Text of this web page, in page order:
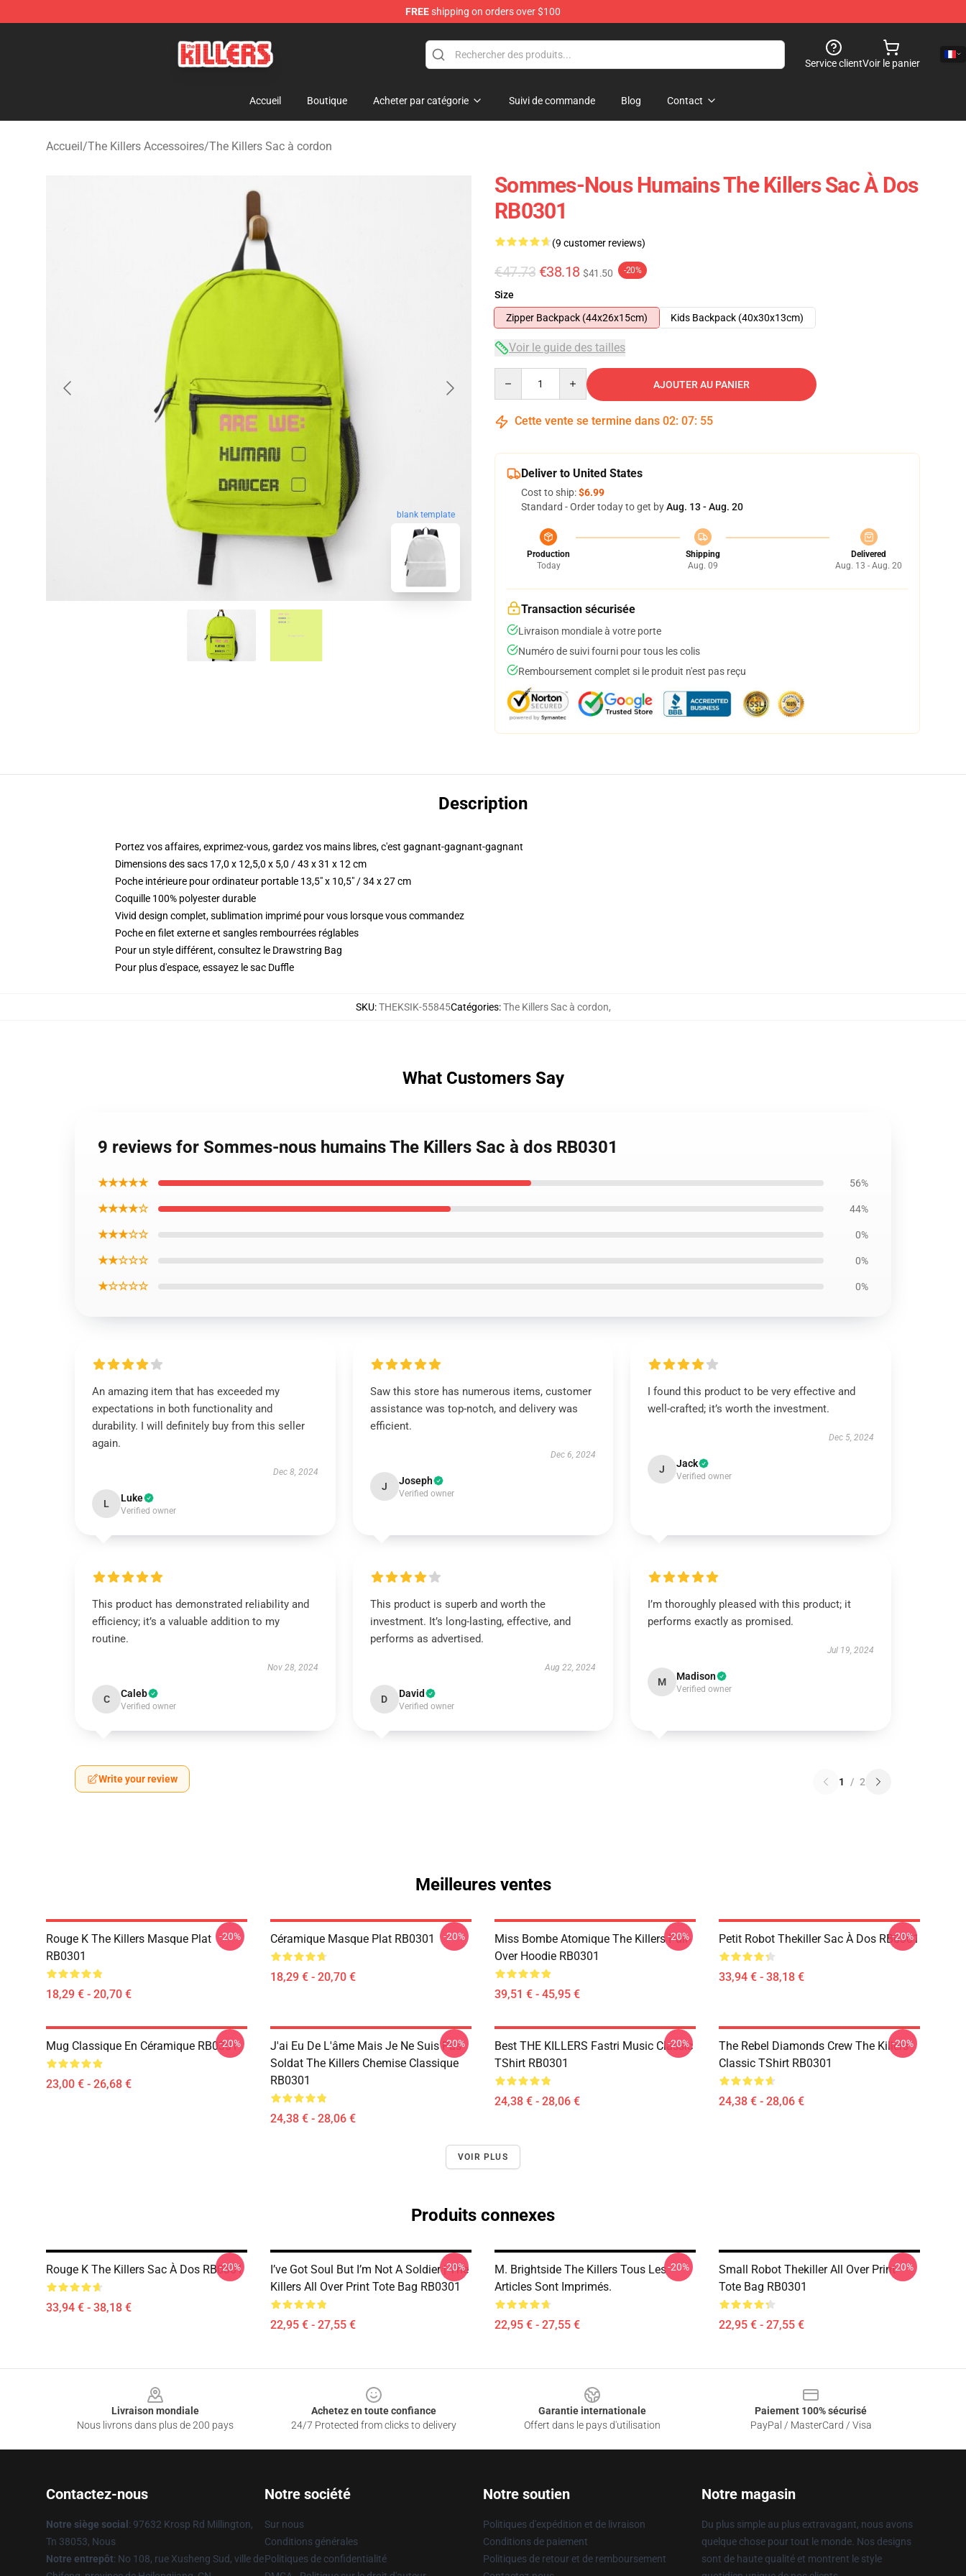
FREEshipping on orders over $100
Service clientVoir le panier
Accueil Boutique Acheter par catégorie Suivi de commande Blog Contact
Accueil/The Killers Accessoires/The Killers Sac à cordon
blank template
Sommes-Nous Humains The Killers Sac À Dos
RB0301
(9 customer reviews)
€47.73 €38.18 $41.50 -20%
Size
Zipper Backpack (44x26x15cm)
Kids Backpack (40x30x13cm)
Voir le guide des tailles
AJOUTER AU PANIER
Cette vente se termine dans 02: 07: 54
Deliver to United States
Cost to ship:$6.99
Standard - Order today to get byAug. 13 - Aug. 20
Production
Today
Shipping
Aug. 09
Delivered
Aug. 13 - Aug. 20
Transaction sécurisée
Livraison mondiale à votre porte
Numéro de suivi fourni pour tous les colis
Remboursement complet si le produit n'est pas reçu
Description
Portez vos affaires, exprimez-vous, gardez vos mains libres, c'est gagnant-gagnant-gagnant
Dimensions des sacs 17,0 x 12,5,0 x 5,0 / 43 x 31 x 12 cm
Poche intérieure pour ordinateur portable 13,5" x 10,5" / 34 x 27 cm
Coquille 100% polyester durable
Vivid design complet, sublimation imprimé pour vous lorsque vous commandez
Poche en filet externe et sangles rembourrées réglables
Pour un style différent, consultez le Drawstring Bag
Pour plus d'espace, essayez le sac Duffle
SKU:THEKSIK-55845Catégories:The Killers Sac à cordon,
What Customers Say
9 reviews for Sommes-nous humains The Killers Sac à dos RB0301
★★★★★ 56%
★★★★☆ 44%
★★★☆☆ 0%
★★☆☆☆ 0%
★☆☆☆☆ 0%
An amazing item that has exceeded my
expectations in both functionality and
durability. I will definitely buy from this seller
again.
Dec 8, 2024
L Luke
Verified owner
Saw this store has numerous items, customer
assistance was top-notch, and delivery was
efficient.
Dec 6, 2024
J Joseph
Verified owner
I found this product to be very effective and
well-crafted; it’s worth the investment.
Dec 5, 2024
J Jack
Verified owner
This product has demonstrated reliability and
efficiency; it’s a valuable addition to my
routine.
Nov 28, 2024
C Caleb
Verified owner
This product is superb and worth the
investment. It’s long-lasting, effective, and
performs as advertised.
Aug 22, 2024
D David
Verified owner
I’m thoroughly pleased with this product; it
performs exactly as promised.
Jul 19, 2024
M Madison
Verified owner
Write your review 1 / 2
Meilleures ventes
Rouge K The Killers Masque Plat
RB0301
18,29 € - 20,70 €
-20% Céramique Masque Plat RB0301
18,29 € - 20,70 €
-20%
Miss Bombe Atomique The Killers Pull-
Over Hoodie RB0301
39,51 € - 45,95 €
-20% Petit Robot Thekiller Sac À Dos RB0301
33,94 € - 38,18 €
-20%
Mug Classique En Céramique RB0301
23,00 € - 26,68 €
-20%
J'ai Eu De L'âme Mais Je Ne Suis Pas
Soldat The Killers Chemise Classique
RB0301
24,38 € - 28,06 €
-20%
Best THE KILLERS Fastri Music Classic
TShirt RB0301
24,38 € - 28,06 €
-20%
The Rebel Diamonds Crew The Killers
Classic TShirt RB0301
24,38 € - 28,06 €
-20%
VOIR PLUS
Produits connexes
Rouge K The Killers Sac À Dos RB0301
33,94 € - 38,18 €
-20%
I’ve Got Soul But I’m Not A Soldier | The
Killers All Over Print Tote Bag RB0301
22,95 € - 27,55 €
-20%
M. Brightside The Killers Tous Les
Articles Sont Imprimés.
22,95 € - 27,55 €
-20%
Small Robot Thekiller All Over Print
Tote Bag RB0301
22,95 € - 27,55 €
-20%
Livraison mondiale
Nous livrons dans plus de 200 pays
Achetez en toute confiance
24/7 Protected from clicks to delivery
Garantie internationale
Offert dans le pays d'utilisation
Paiement 100% sécurisé
PayPal / MasterCard / Visa
Contactez-nous
Notre siège social : 97632 Krosp Rd Millington,
Tn 38053, Nous
Notre entrepôt: No 108, rue Xusheng Sud, ville de
Notre société
Sur nous
Conditions générales
Politiques de confidentialité
Notre soutien
Politiques d'expédition et de livraison
Conditions de paiement
Politiques de retour et de remboursement
Notre magasin
Du plus simple au plus extravagant, nous avons
quelque chose pour tout le monde. Nos designs
sont de haute qualité et montrent le style